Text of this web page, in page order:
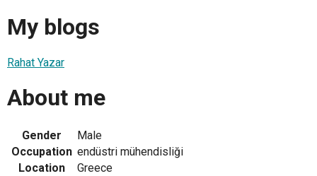
My blogs
Rahat Yazar
About me
Gender
Male
Occupation endüstri mühendisliği
Location
Greece